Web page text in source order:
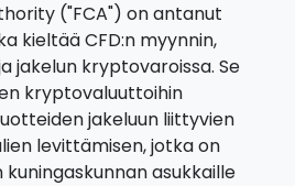
("FCA") on antanut
kieltää CFD:n myynnin,
jakelun kryptovaroissa. Se
kryptovaluuttoihin
jakeluun liittyvien
levittämisen, jotka on
asukkaille